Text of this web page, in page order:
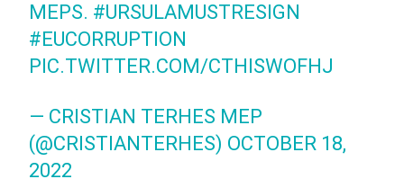
MEPS. #URSULAMUSTRESIGN
#EUCORRUPTION
PIC.TWITTER.COM/CTHISWOFHJ
— CRISTIAN TERHES MEP
(@CRISTIANTERHES) OCTOBER 18,
2022